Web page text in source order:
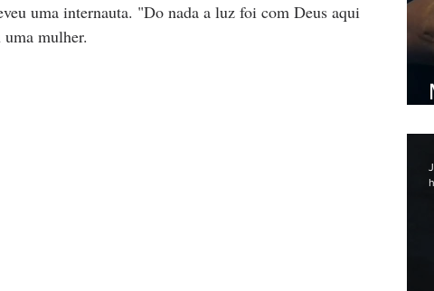
uma internauta. "Do nada a luz foi com Deus aqui
mulher.